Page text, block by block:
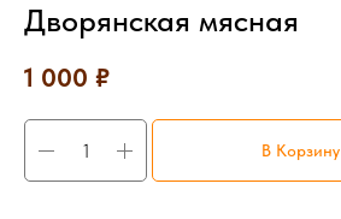
Дворянская мясная
1 000 ₽
В Корзину